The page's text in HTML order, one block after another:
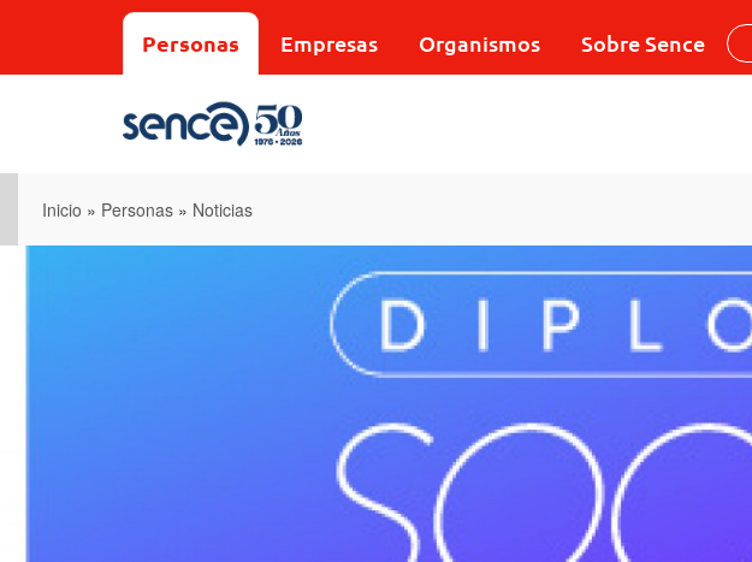
Personas Empresas Organismos Sobre Sence
Inicio » Personas » Noticias